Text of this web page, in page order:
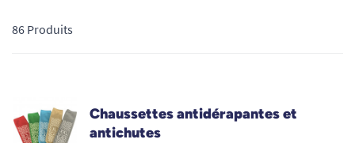
86 Produits
Chaussettes antidérapantes et
antichutes